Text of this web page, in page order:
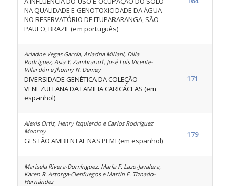
NA QUALIDADE E GENOTOXICIDADE DA ÁGUA
NO RESERVATÓRIO DE ITUPARARANGA, SÃO
PAULO, BRAZIL (em português)
Ariadne Vegas García, Ariadna Miliani, Dilia
Rodríguez, Asia Y. Zambrano†, José Luís Vicente-
Villardón e Jhonny R. Demey
DIVERSIDADE GENÉTICA DA COLEÇÃO
VENEZUELANA DA FAMILIA CARICÁCEAS (em
espanhol)
171
Alexis Ortiz, Henry Izquierdo e Carlos Rodríguez
Monroy
GESTÃO AMBIENTAL NAS PEMI (em espanhol)
179
Marisela Rivera-Domínguez, María F. Lazo-Javalera,
Karen R. Astorga-Cienfuegos e Martín E. Tiznado-
Hernández